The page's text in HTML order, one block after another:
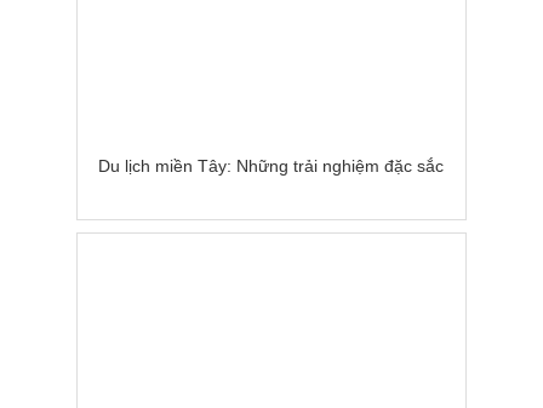
Du lịch miền Tây: Những trải nghiệm đặc sắc